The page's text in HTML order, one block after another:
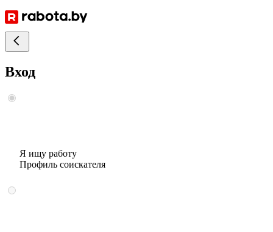
Вход
Я ищу работу
Профиль соискателя